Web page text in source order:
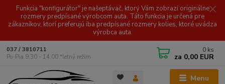
Funkcia "konfigurátor" je našeptávač, ktorý Vám zobrazí originálne
rozmery predpísané výrobcom auta. Táto funkcia je určená pre
zákazníkov, ktorí preferujú iba predpísané rozmery kolies, ktoré uvádza
výrobca auta.
Menu
037 / 3810711
Po-Pia 9.30 - 14.00 *letný režim
0 ks
za 0,00 EUR